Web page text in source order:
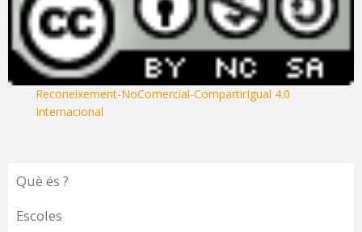
Reconeixement-NoComercial-CompartirIgual 4.0
Internacional
Què és ?
Escoles